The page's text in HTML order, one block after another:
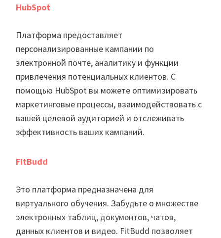
HubSpot
Платформа предоставляет
персонализированные кампании по
электронной почте, аналитику и функции
привлечения потенциальных клиентов. С
помощью HubSpot вы можете оптимизировать
маркетинговые процессы, взаимодействовать с
вашей целевой аудиторией и отслеживать
эффективность ваших кампаний.
FitBudd
Это платформа предназначена для
виртуального обучения. Забудьте о множестве
электронных таблиц, документов, чатов,
данных клиентов и видео. FitBudd позволяет